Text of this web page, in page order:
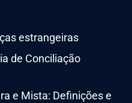
estrangeiras
de Conciliação
e Mista: Definições e